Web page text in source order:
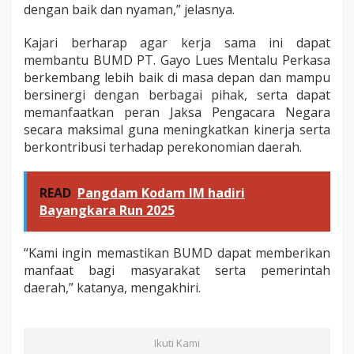
dengan baik dan nyaman,” jelasnya.
Kajari berharap agar kerja sama ini dapat
membantu BUMD PT. Gayo Lues Mentalu Perkasa
berkembang lebih baik di masa depan dan mampu
bersinergi dengan berbagai pihak, serta dapat
memanfaatkan peran Jaksa Pengacara Negara
secara maksimal guna meningkatkan kinerja serta
berkontribusi terhadap perekonomian daerah.
READ Pangdam Kodam IM hadiri
Bayangkara Run 2025
“Kami ingin memastikan BUMD dapat memberikan
manfaat bagi masyarakat serta pemerintah
daerah,” katanya, mengakhiri.
Ikuti Kami